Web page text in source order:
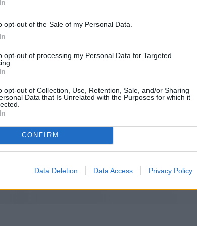
opt-out of the Sale of my Personal Data.
opt-out of processing my Personal Data for Targeted
opt-out of Collection, Use, Retention, Sale, and/or Sharing
Data that Is Unrelated with the Purposes for which it
CONFIRM
Data Deletion Data Access Privacy Policy
liput paikkoihin ja ajanvietteisiin